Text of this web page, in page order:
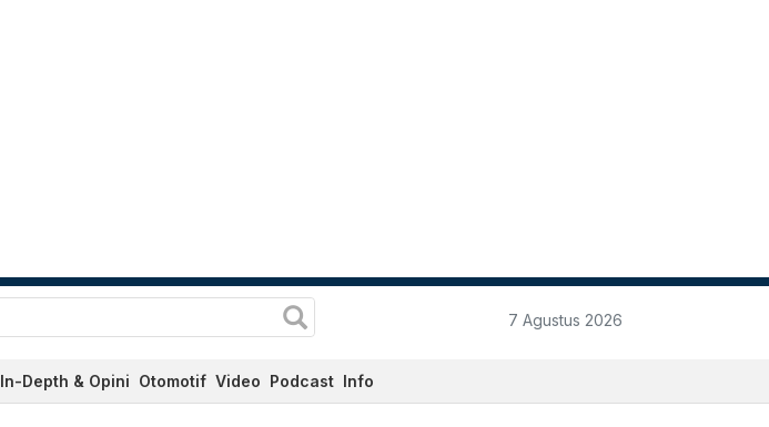
7 Agustus 2026
In-Depth & Opini Otomotif Video Podcast Info